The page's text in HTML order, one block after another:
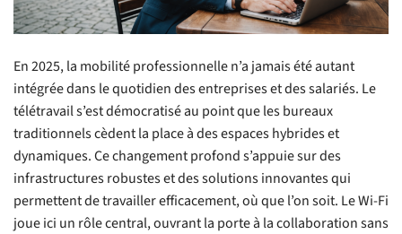
En 2025, la mobilité professionnelle n’a jamais été autant
intégrée dans le quotidien des entreprises et des salariés. Le
télétravail s’est démocratisé au point que les bureaux
traditionnels cèdent la place à des espaces hybrides et
dynamiques. Ce changement profond s’appuie sur des
infrastructures robustes et des solutions innovantes qui
permettent de travailler efficacement, où que l’on soit. Le Wi-Fi
joue ici un rôle central, ouvrant la porte à la collaboration sans